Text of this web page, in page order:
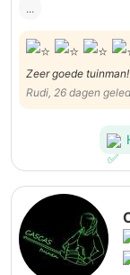
...
Zeer goede tuinman!
Rudi, 26 dagen